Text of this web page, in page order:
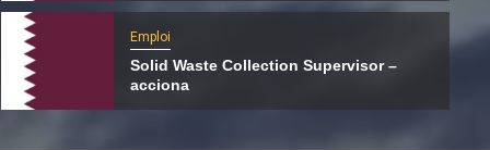
Hamas s’apprêterait à transférer ses
du Qatar vers la Turquie
5 août 2026 Qatarien
Emploi
Solid Waste Collection Supervisor –
acciona